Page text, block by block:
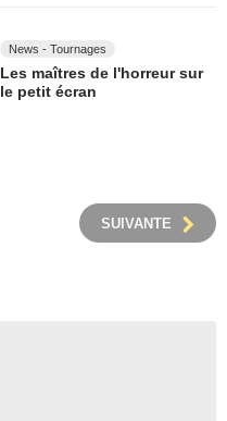
News - Tournages
Les maîtres de l'horreur sur
le petit écran
SUIVANTE